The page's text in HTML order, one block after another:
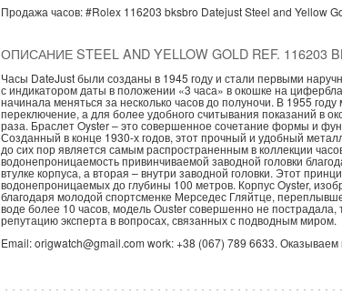
Продажа часов:#Rolex 116203 bksbro DatejustSteel and Yellow
ОПИСАНИЕ STEEL AND YELLOW GOLD REF. 116203
Часы DateJust были созданы в 1945 году и стали первыми
с индикатором даты в положении «3 часа» в окошке на
начинала меняться за несколько часов до полуночи. В 1955
переключение, а для более удобного считывания показаний в
раза. Браслет Oyster – это совершенное сочетание формы и
Созданный в конце 1930-х годов, этот прочный и удобный
до сих пор является самым распространенным в коллекции
водонепроницаемость привинчиваемой заводной головки
втулке корпуса, а вторая – внутри заводной головки. Этот
водонепроницаемых до глубины 100 метров. Корпус Oyster,
благодаря молодой спортсменке Мерседес Гляйтце,
воде более 10 часов, модель Ouster совершенно не
репутацию эксперта в вопросах, связанных с подводным миром.
Email: origwatch@gmail.com work: +38 (067) 789 6633. Оказываем